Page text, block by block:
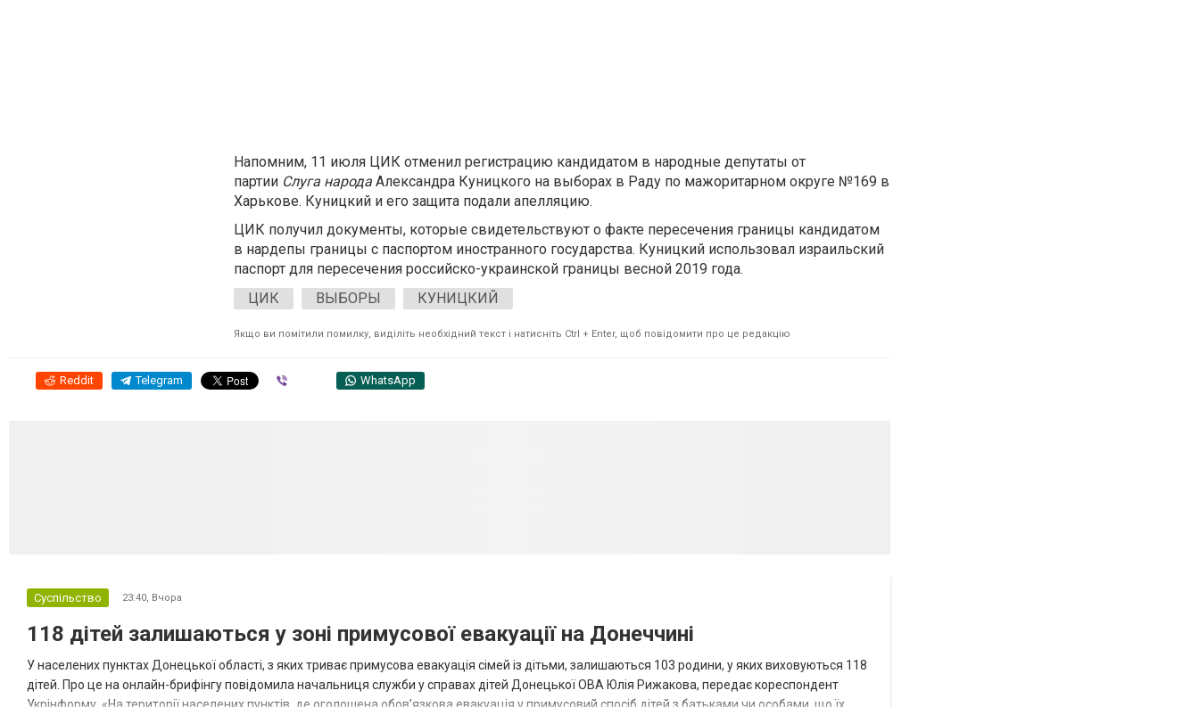
Напомним, 11 июля ЦИК отменил регистрацию кандидатом в народные депутаты от
партии Слуга народа Александра Куницкого на выборах в Раду по мажоритарном округе №169 в
Харькове. Куницкий и его защита подали апелляцию.
ЦИК получил документы, которые свидетельствуют о факте пересечения границы кандидатом
в нардепы границы с паспортом иностранного государства. Куницкий использовал израильский
паспорт для пересечения российско-украинской границы весной 2019 года.
ЦИК
ВЫБОРЫ КУНИЦКИЙ
Якщо ви помітили помилку, виділіть необхідний текст і натисніть Ctrl + Enter, щоб повідомити про це редакцію
Reddit Telegram WhatsApp
Суспільство 23:40, Вчора
118 дітей залишаються у зоні примусової евакуації на Донеччині
У населених пунктах Донецької області, з яких триває примусова евакуація сімей із дітьми, залишаються 103 родини, у яких виховуються 118
дітей. Про це на онлайн-брифінгу повідомила начальниця служби у справах дітей Донецької ОВА Юлія Рижакова, передає кореспондент